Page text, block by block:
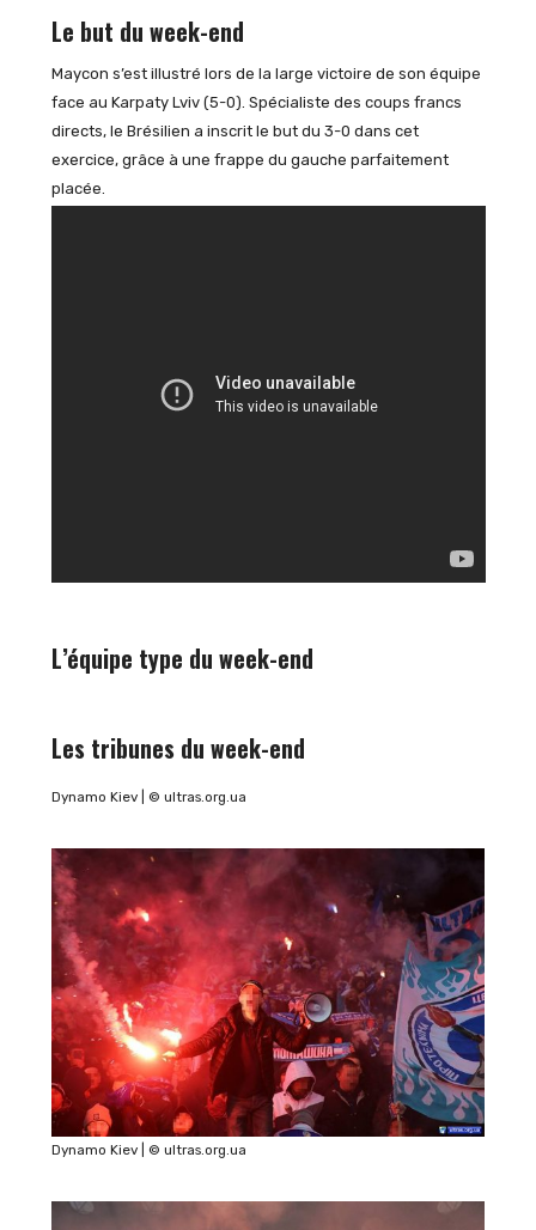
Le but du week-end
Maycon s’est illustré lors de la large victoire de son équipe
face au Karpaty Lviv (5-0). Spécialiste des coups francs
directs, le Brésilien a inscrit le but du 3-0 dans cet
exercice, grâce à une frappe du gauche parfaitement
placée.
L’équipe type du week-end
Les tribunes du week-end
Dynamo Kiev | © ultras.org.ua
Dynamo Kiev | © ultras.org.ua